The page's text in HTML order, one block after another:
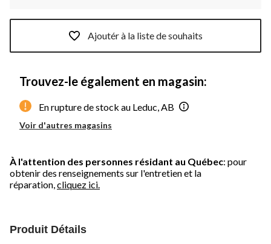
Ajoutér à la liste de souhaits
Trouvez-le également en magasin:
En rupture de stock au Leduc, AB
Voir d'autres magasins
À l'attention des personnes résidant au Québec: pour
obtenir des renseignements sur l'entretien et la
réparation,cliquez ici.
Produit Détails